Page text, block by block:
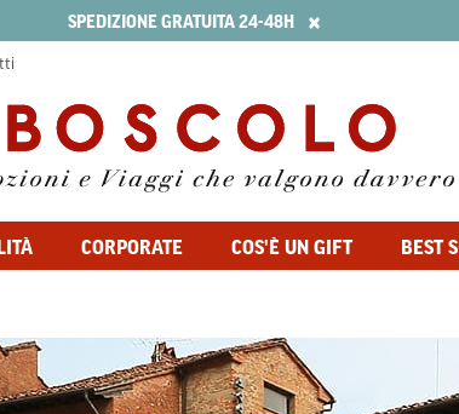
SPEDIZIONE GRATUITA 24-48H ×
CORPORATE COS'È UN GIFT BEST